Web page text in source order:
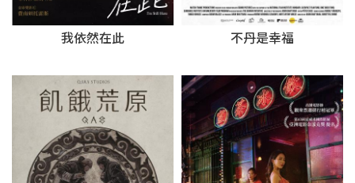
我依然在此 不丹是幸福